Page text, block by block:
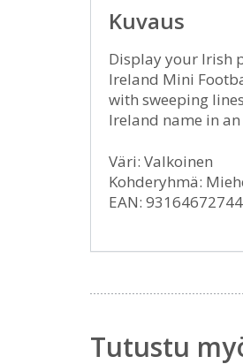
Kuvaus
Display your Irish
Ireland Mini
with sweeping
Ireland name in
Väri: Valkoinen
Kohderyhmä:
EAN:
Tutustu